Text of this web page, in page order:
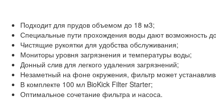
Подходит для прудов объемом до 18 м3;
Специальные пути прохождения воды дают возможность
Чистящие рукоятки для удобства обслуживания;
Мониторы уровня загрязнения и температуры воды;
Донный слив для легкого удаления загрязнений;
Незаметный на фоне окружения, фильтр может
В комплекте 100 мл BioKick Filter Starter;
Оптимальное сочетание фильтра и насоса.